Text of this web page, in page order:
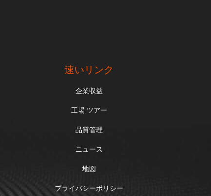
速いリンク
企業収益
工場 ツアー
品質管理
ニュース
地図
プライバシーポリシー